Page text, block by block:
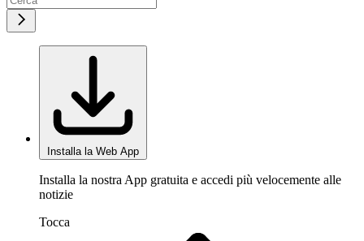
Installa la Web App
Installa la nostra App gratuita e accedi più velocemente alle
notizie
Tocca